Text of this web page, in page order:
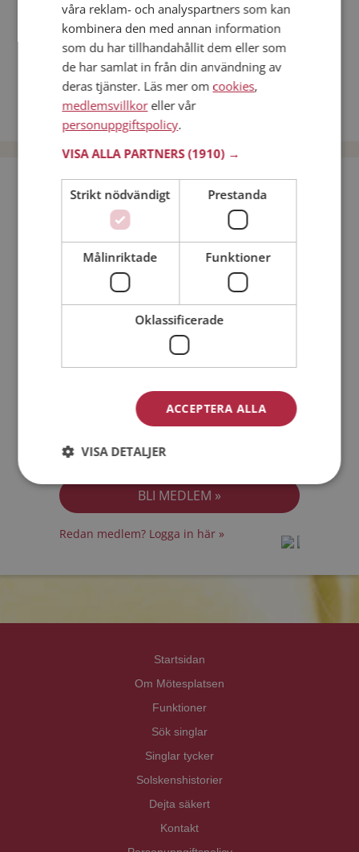
Fler singlar
Andra singlar från Mora
Kvinnor från Mora
Dejta kvinnor i Sverige
Dejta män i Sverige
Bli medlem utan kostnad!
Min ålder:
Jag accepterar Personuppgiftspolicyn
Redan medlem? Logga in här »
Startsidan
Om Mötesplatsen
Funktioner
Sök singlar
Singlar tycker
Solskenshistorier
Dejta säkert
Kontakt
våra reklam- och analyspartners som kan
kombinera den med annan information
som du har tillhandahållit dem eller som
de har samlat in från din användning av
deras tjänster. Läs mer om cookies,
medlemsvillkoreller vår
personuppgiftspolicy.
VISA ALLA PARTNERS(1910) →
Strikt nödvändigt Prestanda
Målinriktade Funktioner
Oklassificerade
ACCEPTERA ALLA
VISA DETALJER